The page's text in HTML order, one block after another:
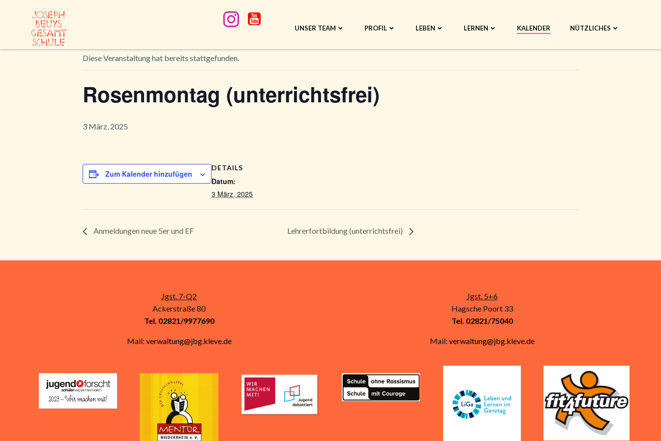
UNSER TEAM PROFIL LEBEN LERNEN KALENDER NÜTZLICHES
Diese Veranstaltung hat bereits stattgefunden.
Rosenmontag (unterrichtsfrei)
3 März, 2025
Zum Kalender hinzufügen
DETAILS
Datum:
3 März, 2025
Anmeldungen neue 5er und EF Lehrerfortbildung (unterrichtsfrei)
Jgst. 7-Q2
Ackerstraße 80
Tel. 02821/9977690
Mail: verwaltung@jbg.kleve.de
Jgst. 5+6
Hagsche Poort 33
Tel. 02821/75040
Mail: verwaltung@jbg.kleve.de